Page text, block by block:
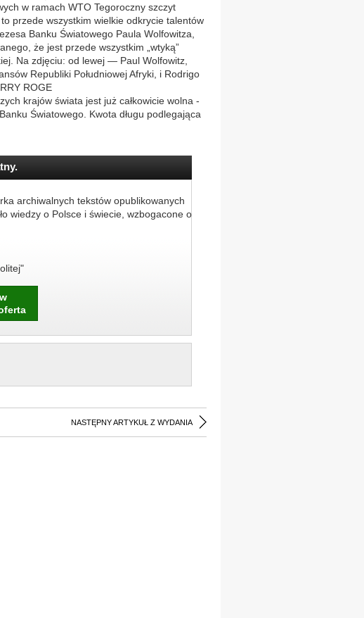
w ramach WTO Tegoroczny szczyt
przede wszystkim wielkie odkrycie talentów
Banku Światowego Paula Wolfowitza,
że jest przede wszystkim „wtyką”
Na zdjęciu: od lewej — Paul Wolfowitz,
Republiki Południowej Afryki, i Rodrigo
ROGE
krajów świata jest już całkowicie wolna -
Światowego. Kwota długu podlegająca
archiwalnych tekstów opublikowanych
wiedzy o Polsce i świecie, wzbogacone o
NASTĘPNY ARTYKUŁ Z WYDANIA